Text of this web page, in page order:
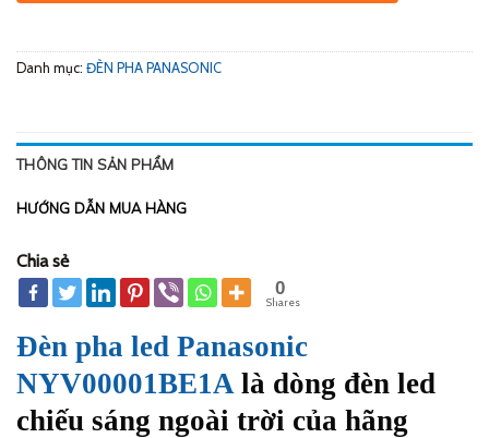
Danh mục: ĐÈN PHA PANASONIC
THÔNG TIN SẢN PHẨM
HƯỚNG DẪN MUA HÀNG
Chia sẻ
0
Shares
Đèn pha led Panasonic
NYV00001BE1A là dòng đèn led
chiếu sáng ngoài trời của hãng